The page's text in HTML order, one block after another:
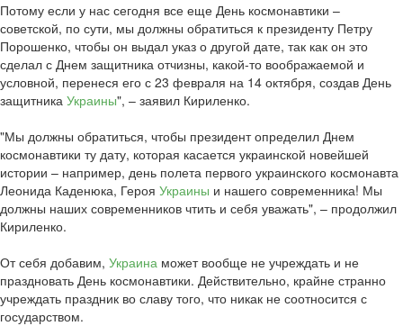
Потому если у нас сегодня все еще День космонавтики –
советской, по сути, мы должны обратиться к президенту Петру
Порошенко, чтобы он выдал указ о другой дате, так как он это
сделал с Днем защитника отчизны, какой-то воображаемой и
условной, перенеся его с 23 февраля на 14 октября, создав День
защитника Украины", – заявил Кириленко.
"Мы должны обратиться, чтобы президент определил Днем
космонавтики ту дату, которая касается украинской новейшей
истории – например, день полета первого украинского космонавта
Леонида Каденюка, Героя Украины и нашего современника! Мы
должны наших современников чтить и себя уважать", – продолжил
Кириленко.
От себя добавим, Украина может вообще не учреждать и не
праздновать День космонавтики. Действительно, крайне странно
учреждать праздник во славу того, что никак не соотносится с
государством.